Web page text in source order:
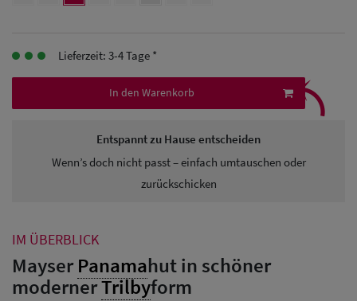
Herren
Sonnenschilder
Herren
Lieferzeit: 3-4 Tage *
In den Warenkorb
Entspannt zu Hause entscheiden
Wenn’s doch nicht passt – einfach umtauschen oder
zurückschicken
⤹
IM ÜBERBLICK
MayserPanamahut in schöner
modernerTrilbyform